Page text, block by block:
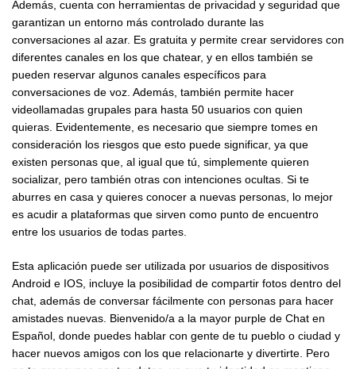
Además, cuenta con herramientas de privacidad y seguridad que
garantizan un entorno más controlado durante las
conversaciones al azar. Es gratuita y permite crear servidores con
diferentes canales en los que chatear, y en ellos también se
pueden reservar algunos canales específicos para
conversaciones de voz. Además, también permite hacer
videollamadas grupales para hasta 50 usuarios con quien
quieras. Evidentemente, es necesario que siempre tomes en
consideración los riesgos que esto puede significar, ya que
existen personas que, al igual que tú, simplemente quieren
socializar, pero también otras con intenciones ocultas. Si te
aburres en casa y quieres conocer a nuevas personas, lo mejor
es acudir a plataformas que sirven como punto de encuentro
entre los usuarios de todas partes.
Esta aplicación puede ser utilizada por usuarios de dispositivos
Android e IOS, incluye la posibilidad de compartir fotos dentro del
chat, además de conversar fácilmente con personas para hacer
amistades nuevas. Bienvenido/a a la mayor purple de Chat en
Español, donde puedes hablar con gente de tu pueblo o ciudad y
hacer nuevos amigos con los que relacionarte y divertirte. Pero